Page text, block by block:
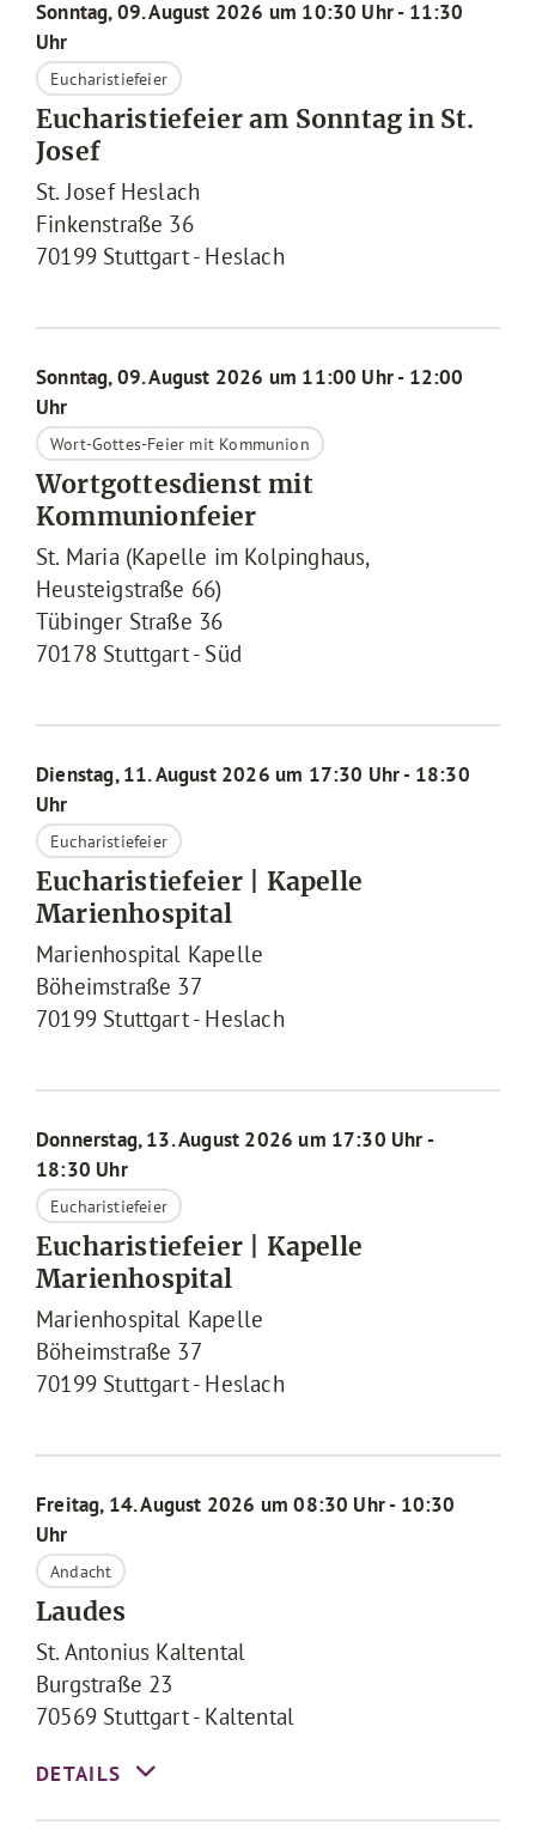
Sonntag, 09. August 2026 um 10:30 Uhr - 11:30
Uhr
Eucharistiefeier
Eucharistiefeier am Sonntag in St.
Josef
St. Josef Heslach
Finkenstraße 36
70199 Stuttgart - Heslach
Sonntag, 09. August 2026 um 11:00 Uhr - 12:00
Uhr
Wort-Gottes-Feier mit Kommunion
Wortgottesdienst mit
Kommunionfeier
St. Maria (Kapelle im Kolpinghaus,
Heusteigstraße 66)
Tübinger Straße 36
70178 Stuttgart - Süd
Dienstag, 11. August 2026 um 17:30 Uhr - 18:30
Uhr
Eucharistiefeier
Eucharistiefeier | Kapelle
Marienhospital
Marienhospital Kapelle
Böheimstraße 37
70199 Stuttgart - Heslach
Donnerstag, 13. August 2026 um 17:30 Uhr -
18:30 Uhr
Eucharistiefeier
Eucharistiefeier | Kapelle
Marienhospital
Marienhospital Kapelle
Böheimstraße 37
70199 Stuttgart - Heslach
Freitag, 14. August 2026 um 08:30 Uhr - 10:30
Uhr
Andacht
Laudes
St. Antonius Kaltental
Burgstraße 23
70569 Stuttgart - Kaltental